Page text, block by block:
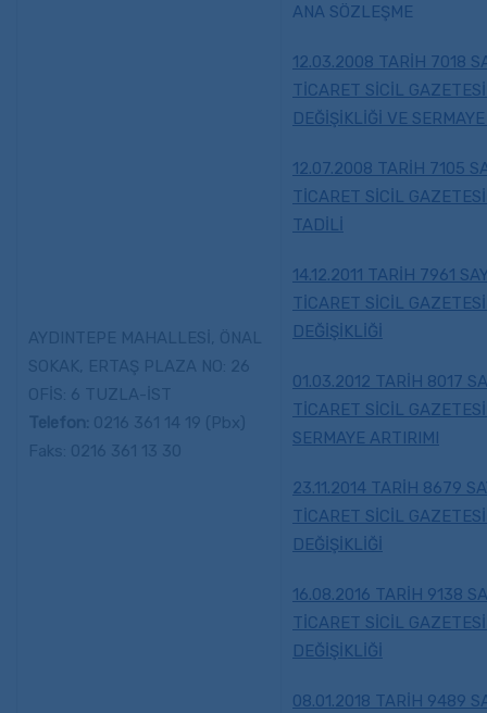
ANA SÖZLEŞME
12.03.2008 TARİH 7018
TİCARET SİCİL
DEĞİŞİKLİĞİ VE
12.07.2008 TARİH 7105
TİCARET SİCİL
TADİLİ
14.12.2011 TARİH 7961
TİCARET SİCİL
DEĞİŞİKLİĞİ
01.03.2012 TARİH 8017
TİCARET SİCİL
SERMAYE ARTIRIMI
23.11.2014 TARİH 8679
TİCARET SİCİL
DEĞİŞİKLİĞİ
16.08.2016 TARİH 9138
TİCARET SİCİL
DEĞİŞİKLİĞİ
08.01.2018 TARİH 9489